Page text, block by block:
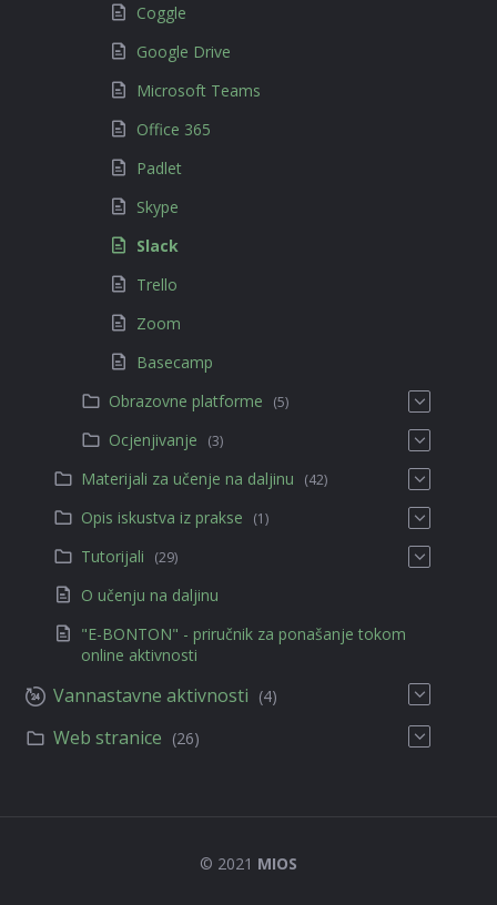
Coggle
Google Drive
Microsoft Teams
Office 365
Padlet
Skype
Slack
Trello
Zoom
Basecamp
Obrazovne platforme
(5)
Ocjenjivanje (3)
Materijali za učenje na daljinu (42)
Opis iskustva iz prakse (1)
Tutorijali (29)
O učenju na daljinu
"E-BONTON" - priručnik za ponašanje tokom
online aktivnosti
Vannastavne aktivnosti (4)
Web stranice (26)
© 2021 MIOS